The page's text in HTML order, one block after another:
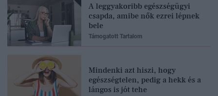
A leggyakoribb egészségügyi
csapda, amibe nők ezrei lépnek
bele
Támogatott Tartalom
Mindenki azt hiszi, hogy
egészségtelen, pedig a hekk és a
lángos is jót tehe